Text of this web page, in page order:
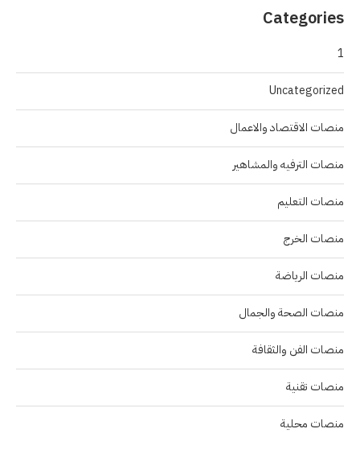
Categories
1
Uncategorized
منصات الاقتصاد والاعمال
منصات الترفيه والمشاهير
منصات التعليم
منصات الخرج
منصات الرياضة
منصات الصحة والجمال
منصات الفن والثقافة
منصات تقنية
منصات محلية